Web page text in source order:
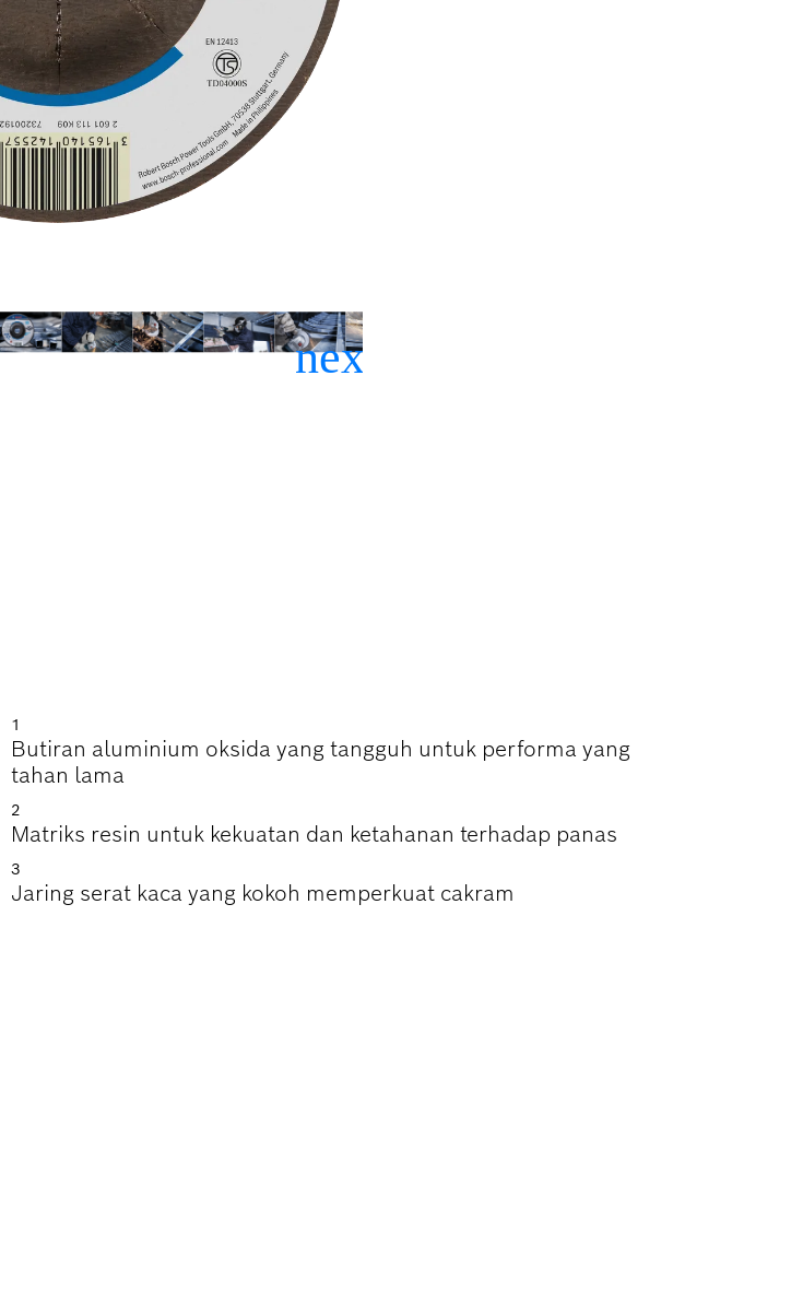
1
Butiran aluminium oksida yang tangguh untuk performa yang
tahan lama
2
Matriks resin untuk kekuatan dan ketahanan terhadap panas
3
Jaring serat kaca yang kokoh memperkuat cakram